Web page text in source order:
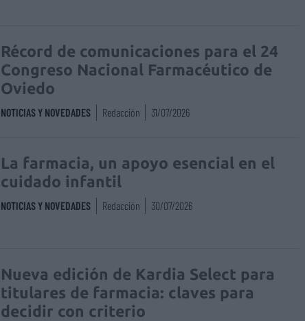
Récord de comunicaciones para el 24
Congreso Nacional Farmacéutico de
Oviedo
NOTICIAS Y NOVEDADES Redacción 31/07/2026
La farmacia, un apoyo esencial en el
cuidado infantil
NOTICIAS Y NOVEDADES Redacción 30/07/2026
Nueva edición de Kardia Select para
titulares de farmacia: claves para
decidir con criterio